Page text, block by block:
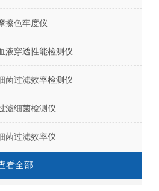
擦色牢度仪
液穿透性能检测仪
菌过滤效率检测仪
滤细菌检测仪
菌过滤效率仪
看全部